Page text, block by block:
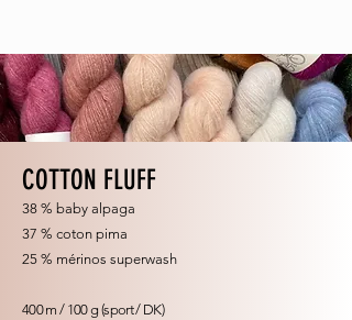
COTTON FLUFF
38 % baby alpaga
37 % coton pima
25 % mérinos superwash
400 m / 100 g (sport / DK)